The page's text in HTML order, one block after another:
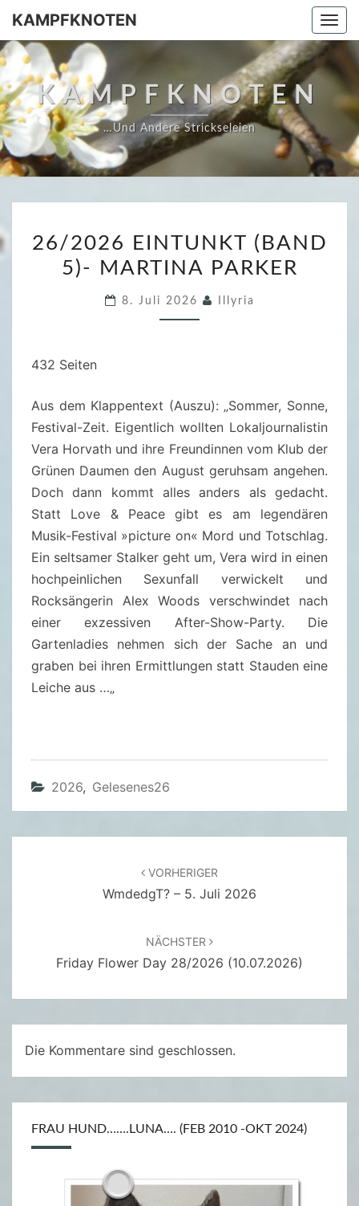
Skip
content
KAMPFKNOTEN
KAMPFKNOTEN
…und Andere Strickseleien
6
/
I
N
T
U
N
K
T
(
B
A
N
D
5
I
N
P
A
K
E
26/2026 EINTUNKT (BAND
5)- MARTINA PARKER
8. Juli 2026 Illyria
432 Seiten
Aus dem Klappentext (Auszu): „Sommer, Sonne,
Festival-Zeit. Eigentlich wollten Lokaljournalistin
Vera Horvath und ihre Freundinnen vom Klub der
Grünen Daumen den August geruhsam angehen.
Doch dann kommt alles anders als gedacht.
Statt Love & Peace gibt es am legendären
Musik-Festival »picture on« Mord und Totschlag.
Ein seltsamer Stalker geht um, Vera wird in einen
hochpeinlichen Sexunfall verwickelt und
Rocksängerin Alex Woods verschwindet nach
einer exzessiven After-Show-Party. Die
Gartenladies nehmen sich der Sache an und
graben bei ihren Ermittlungen statt Stauden eine
Leiche aus …„
2026, Gelesenes26
VORHERIGER
WmdedgT? – 5. Juli 2026
NÄCHSTER
Friday Flower Day 28/2026 (10.07.2026)
Die Kommentare sind geschlossen.
FRAU HUND…….LUNA…. (FEB 2010 -OKT 2024)